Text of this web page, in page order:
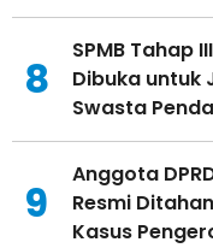
8
SPMB Tahap
Dibuka untuk
Swasta
9
Anggota
Resmi
Kasus